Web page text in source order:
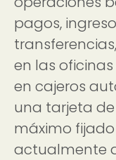
pagos,
en las
en cajeros
una tarjeta
máximo
actualmente